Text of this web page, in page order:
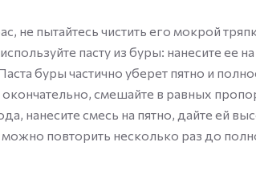
не пытайтесь чистить его мокрой
пасту из буры: нанесите ее на
буры частично уберет пятно и
окончательно, смешайте в равных
нанесите смесь на пятно, дайте ей
повторить несколько раз до